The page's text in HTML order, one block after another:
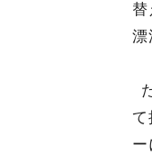
替
漂
ー